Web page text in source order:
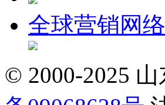
全球营销网络
© 2000-2025